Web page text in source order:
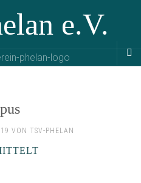
e.V.
VON TSV-PHELAN